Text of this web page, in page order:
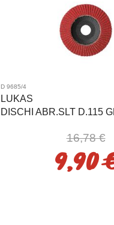
D 9685/4
LUKAS
DISCHI ABR.SLT D.115
16,78 €
9,90